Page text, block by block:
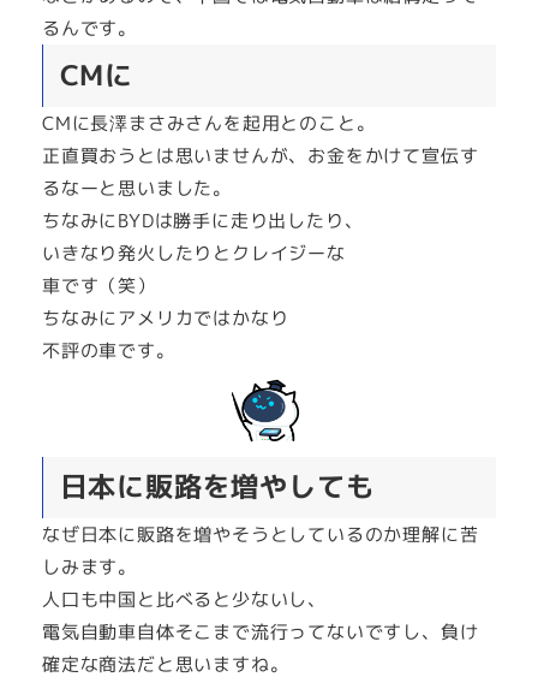
るんです。
CMに
CMに長澤まさみさんを起用とのこと。
正直買おうとは思いませんが、お金をかけて宣伝す
るなーと思いました。
ちなみにBYDは勝手に走り出したり、
いきなり発火したりとクレイジーな
車です（笑）
ちなみにアメリカではかなり
不評の車です。
日本に販路を増やしても
なぜ日本に販路を増やそうとしているのか理解に苦
しみます。
人口も中国と比べると少ないし、
電気自動車自体そこまで流行ってないですし、負け
確定な商法だと思いますね。